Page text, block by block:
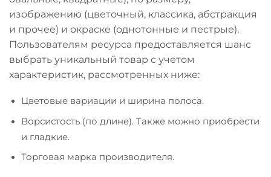
изображению (цветочный, классика, абстракция
и прочее) и окраске (однотонные и пестрые).
Пользователям ресурса предоставляется шанс
выбрать уникальный товар с учетом
характеристик, рассмотренных ниже:
Цветовые вариации и ширина полоса.
Ворсистость (по длине). Также можно приобрести
и гладкие.
Торговая марка производителя.